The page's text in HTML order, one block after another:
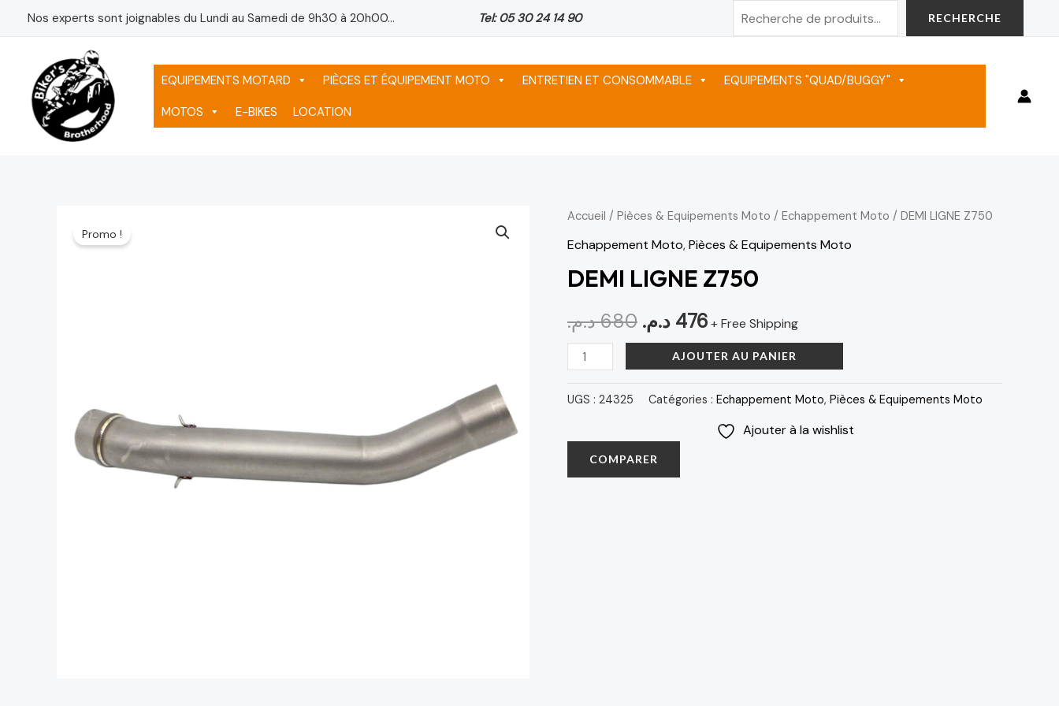
Nos experts sont joignables du Lundi au Samedi de 9h30 à 20h00... Tel: 05 30 24 14 90 Rechercher RECHERCHE
EQUIPEMENTS MOTARD PIÈCES ET ÉQUIPEMENT MOTO ENTRETIEN ET CONSOMMABLE
EQUIPEMENTS "QUAD/BUGGY"
MOTOS
E-BIKES LOCATION
Promo !
Accueil / Pièces & Equipements Moto / Echappement Moto / DEMI LIGNE Z750
Echappement Moto,Pièces & Equipements Moto
DEMI LIGNE Z750
680د.م.
Le
prix
initial
était :
680 د.م..
476 د.م.
Le
prix
actuel
est :
476 د.م..
+ Free Shipping
quantité
de
LIGNE
AJOUTER AU PANIER
UGS : 24325 Catégories : Echappement Moto, Pièces & Equipements Moto
Ajouter à la wishlist
COMPARER